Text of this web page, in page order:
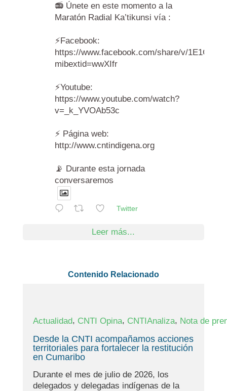
📻 Únete en este momento a la
Maratón Radial Ka’tikunsi vía :
⚡️Facebook:
https://www.facebook.com/share/v/
mibextid=wwXIfr
⚡️Youtube:
https://www.youtube.com/watch?
v=_k_YVOAb53c
⚡️ Página web:
http://www.cntindigena.org
📡 Durante esta jornada
conversaremos
Twitter
Leer más...
Contenido Relacionado
Actualidad, CNTI Opina, CNTIAnaliza, Nota de
Desde la CNTI acompañamos acciones
territoriales para fortalecer la restitución
en Cumaribo
Durante el mes de julio de 2026, los
delegados y delegadas indígenas de la